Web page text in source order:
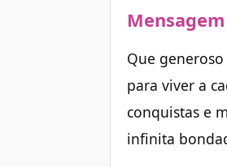
Que
para viver a
conquistas e
infinita